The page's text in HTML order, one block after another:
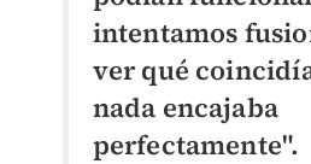
intentamos
ver qué
nada encajaba
perfectamente".